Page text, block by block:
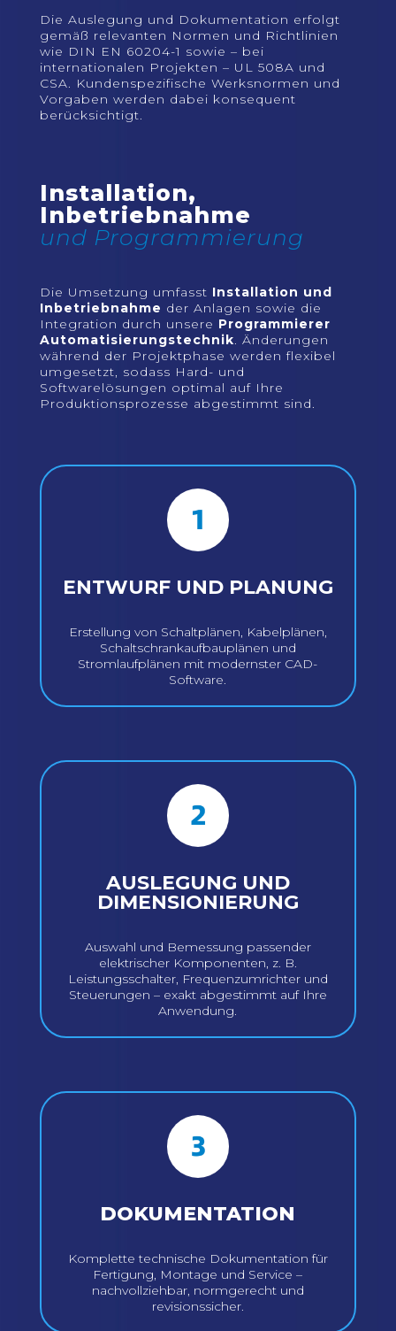
Die Auslegung und Dokumentation erfolgt
gemäß relevanten Normen und Richtlinien
wie DIN EN 60204-1 sowie – bei
internationalen Projekten – UL 508A und
CSA. Kundenspezifische Werksnormen und
Vorgaben werden dabei konsequent
berücksichtigt.
Installation,
Inbetriebnahme
und Programmierung
Die Umsetzung umfasst Installation und
Inbetriebnahme der Anlagen sowie die
Integration durch unsere Programmierer
Automatisierungstechnik. Änderungen
während der Projektphase werden flexibel
umgesetzt, sodass Hard- und
Softwarelösungen optimal auf Ihre
Produktionsprozesse abgestimmt sind.
ENTWURF UND PLANUNG
Erstellung von Schaltplänen, Kabelplänen,
Schaltschrankaufbauplänen und
Stromlaufplänen mit modernster CAD-
Software.
AUSLEGUNG UND
DIMENSIONIERUNG
Auswahl und Bemessung passender
elektrischer Komponenten, z. B.
Leistungsschalter, Frequenzumrichter und
Steuerungen – exakt abgestimmt auf Ihre
Anwendung.
DOKUMENTATION
Komplette technische Dokumentation für
Fertigung, Montage und Service –
nachvollziehbar, normgerecht und
revisionssicher.